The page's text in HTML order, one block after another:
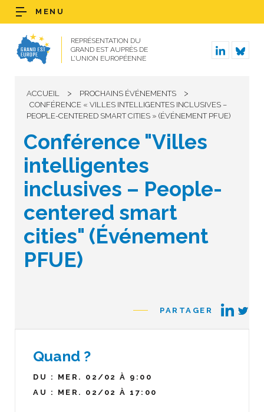
REPRÉSENTATION DU
GRAND EST AUPRÈS DE
L’UNION EUROPÉENNE
MENU
ACCUEIL > PROCHAINS ÉVÉNEMENTS >
CONFÉRENCE « VILLES INTELLIGENTES INCLUSIVES –
PEOPLE-CENTERED SMART CITIES » (ÉVÉNEMENT PFUE)
Conférence "Villes
intelligentes
inclusives – People-
centered smart
cities" (Événement
PFUE)
PARTAGER
Quand ?
DU : MER. 02/02 À 9:00
AU : MER. 02/02 À 17:00